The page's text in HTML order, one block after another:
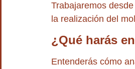
Trabajaremos
la realización del
¿Qué harás
Entenderás cómo